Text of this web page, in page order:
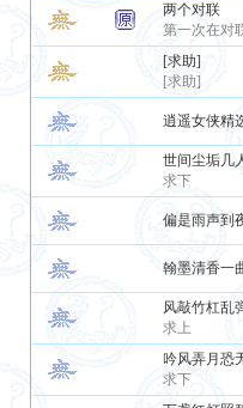
两个对联
第一次在对
[求助]
[求助]
逍遥女侠精
世间尘垢几
求下
偏是雨声到
翰墨清香一
风敲竹杠乱
求上
吟风弄月恐
求下